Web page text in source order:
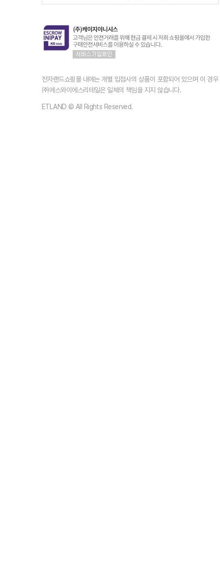
전자랜드쇼핑몰 내에는 개별 입점사의 상품이 포함되어 있으며 이 경
㈜에스와이에스리테일은 일체의 책임을 지지 않습니다.
ETLAND © All Rights Reserved.